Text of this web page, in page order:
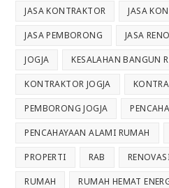
JASA KONTRAKTOR JASA
JASA PEMBORONG JASA
JOGJA KESALAHAN BANGUN
KONTRAKTOR JOGJA
PEMBORONG JOGJA
PENCAHAYAAN ALAMI RUMAH
PROPERTI RAB
RUMAH RUMAH HEMAT